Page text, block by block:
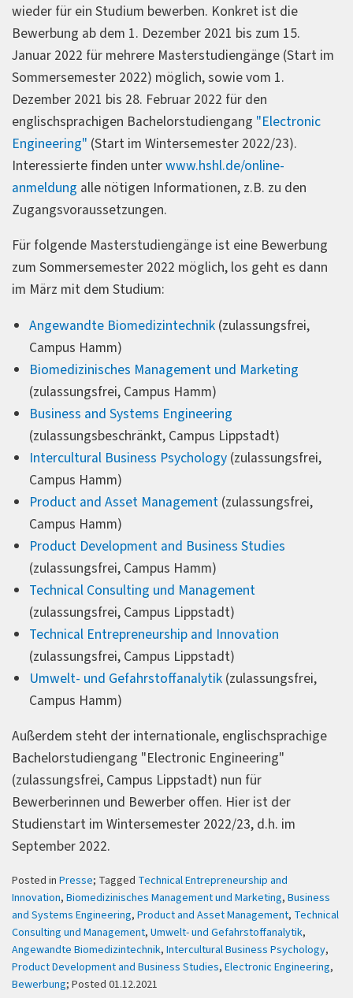
wieder für ein Studium bewerben. Konkret ist die
Bewerbung ab dem 1. Dezember 2021 bis zum 15.
Januar 2022 für mehrere Masterstudiengänge (Start im
Sommersemester 2022) möglich, sowie vom 1.
Dezember 2021 bis 28. Februar 2022 für den
englischsprachigen Bachelorstudiengang "Electronic
Engineering" (Start im Wintersemester 2022/23).
Interessierte finden unterwww.hshl.de/online-
anmeldung alle nötigen Informationen, z.B. zu den
Zugangsvoraussetzungen.
Für folgende Masterstudiengänge ist eine Bewerbung
zum Sommersemester 2022 möglich, los geht es dann
im März mit dem Studium:
Angewandte Biomedizintechnik (zulassungsfrei,
Campus Hamm)
Biomedizinisches Management und Marketing
(zulassungsfrei, Campus Hamm)
Business and Systems Engineering
(zulassungsbeschränkt, Campus Lippstadt)
Intercultural Business Psychology (zulassungsfrei,
Campus Hamm)
Product and Asset Management (zulassungsfrei,
Campus Hamm)
Product Development and Business Studies
(zulassungsfrei, Campus Hamm)
Technical Consulting und Management
(zulassungsfrei, Campus Lippstadt)
Technical Entrepreneurship and Innovation
(zulassungsfrei, Campus Lippstadt)
Umwelt- und Gefahrstoffanalytik (zulassungsfrei,
Campus Hamm)
Außerdem steht der internationale, englischsprachige
Bachelorstudiengang "Electronic Engineering"
(zulassungsfrei, Campus Lippstadt) nun für
Bewerberinnen und Bewerber offen. Hier ist der
Studienstart im Wintersemester 2022/23, d.h. im
September 2022.
Posted in Presse; Tagged Technical Entrepreneurship and
Innovation, Biomedizinisches Management und Marketing, Business
and Systems Engineering, Product and Asset Management, Technical
Consulting und Management, Umwelt- und Gefahrstoffanalytik,
Angewandte Biomedizintechnik, Intercultural Business Psychology,
Product Development and Business Studies, Electronic Engineering,
Bewerbung; Posted 01.12.2021